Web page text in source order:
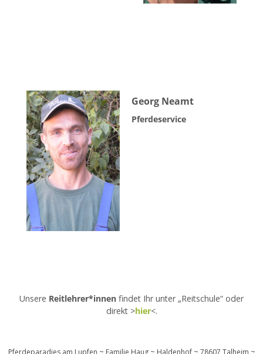
Georg Neamt
Pferdeservice
Unsere Reitlehrer*innen findet Ihr unter „Reitschule“ oder
direkt >hier<.